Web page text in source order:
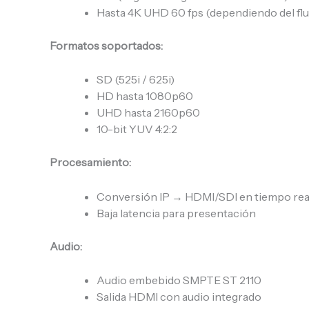
Hasta 4K UHD 60 fps (dependiendo del
Formatos soportados:
SD (525i / 625i)
HD hasta 1080p60
UHD hasta 2160p60
10-bit YUV 4:2:2
Procesamiento:
Conversión IP → HDMI/SDI en tiempo
Baja latencia para presentación
Audio:
Audio embebido SMPTE ST 2110
Salida HDMI con audio integrado